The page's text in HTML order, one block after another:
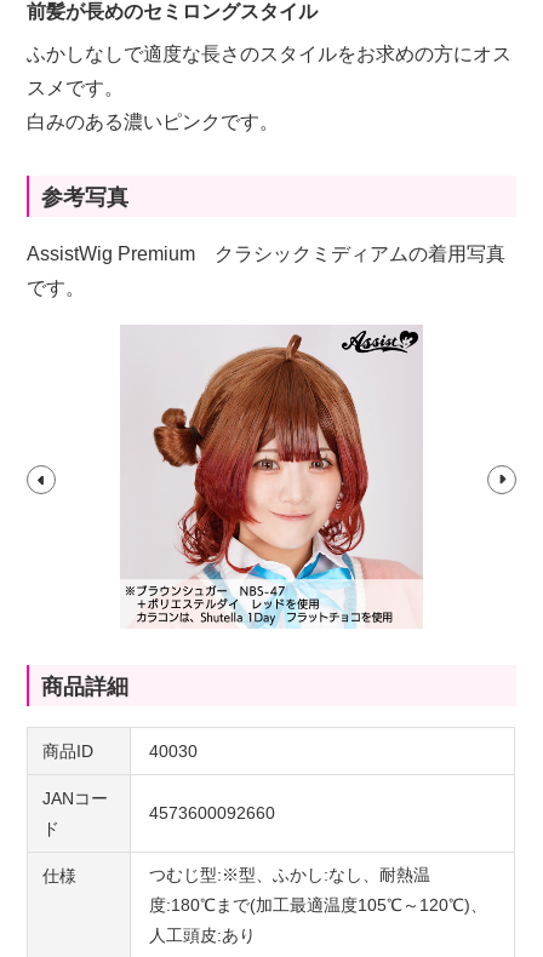
前髪が長めのセミロングスタイル
ふかしなしで適度な長さのスタイルをお求めの方にオス
スメです。
白みのある濃いピンクです。
参考写真
AssistWig Premium クラシックミディアムの着用写真
です。
商品詳細
商品ID 40030
JANコー
ド
4573600092660
仕様
つむじ型:※型、ふかし:なし、耐熱温
度:180℃まで(加工最適温度105℃～120℃)、
人工頭皮:あり